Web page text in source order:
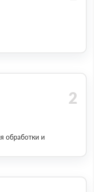
обработки и